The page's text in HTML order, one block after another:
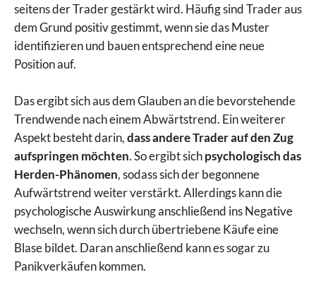
seitens der Trader gestärkt wird. Häufig sind Trader aus
dem Grund positiv gestimmt, wenn sie das Muster
identifizieren und bauen entsprechend eine neue
Position auf.
Das ergibt sich aus dem Glauben an die bevorstehende
Trendwende nach einem Abwärtstrend. Ein weiterer
Aspekt besteht darin,dass andere Trader auf den Zug
aufspringen möchten. So ergibt sichpsychologisch das
Herden-Phänomen, sodass sich der begonnene
Aufwärtstrend weiter verstärkt. Allerdings kann die
psychologische Auswirkung anschließend ins Negative
wechseln, wenn sich durch übertriebene Käufe eine
Blase bildet. Daran anschließend kann es sogar zu
Panikverkäufen kommen.